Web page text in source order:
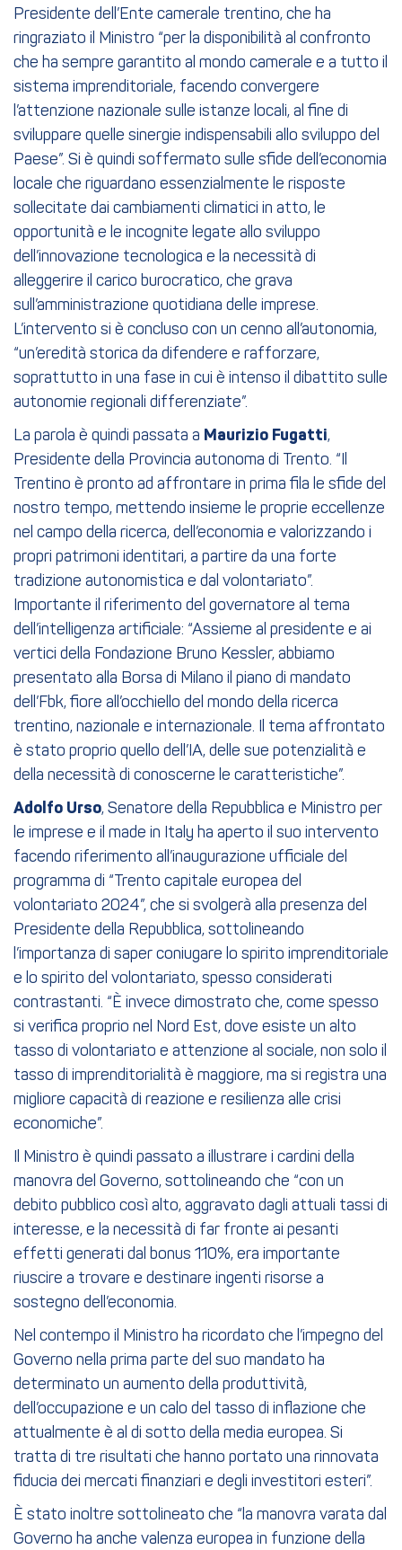
Presidente dell’Ente camerale trentino, che ha
ringraziato il Ministro “per la disponibilità al confronto
che ha sempre garantito al mondo camerale e a tutto il
sistema imprenditoriale, facendo convergere
l’attenzione nazionale sulle istanze locali, al fine di
sviluppare quelle sinergie indispensabili allo sviluppo del
Paese”. Si è quindi soffermato sulle sfide dell’economia
locale che riguardano essenzialmente le risposte
sollecitate dai cambiamenti climatici in atto, le
opportunità e le incognite legate allo sviluppo
dell’innovazione tecnologica e la necessità di
alleggerire il carico burocratico, che grava
sull’amministrazione quotidiana delle imprese.
L’intervento si è concluso con un cenno all’autonomia,
“un’eredità storica da difendere e rafforzare,
soprattutto in una fase in cui è intenso il dibattito sulle
autonomie regionali differenziate”.
La parola è quindi passata a Maurizio Fugatti,
Presidente della Provincia autonoma di Trento. “Il
Trentino è pronto ad affrontare in prima fila le sfide del
nostro tempo, mettendo insieme le proprie eccellenze
nel campo della ricerca, dell’economia e valorizzando i
propri patrimoni identitari, a partire da una forte
tradizione autonomistica e dal volontariato”.
Importante il riferimento del governatore al tema
dell’intelligenza artificiale: “Assieme al presidente e ai
vertici della Fondazione Bruno Kessler, abbiamo
presentato alla Borsa di Milano il piano di mandato
dell’Fbk, fiore all’occhiello del mondo della ricerca
trentino, nazionale e internazionale. Il tema affrontato
è stato proprio quello dell’IA, delle sue potenzialità e
della necessità di conoscerne le caratteristiche”.
Adolfo Urso, Senatore della Repubblica e Ministro per
le imprese e il made in Italy ha aperto il suo intervento
facendo riferimento all’inaugurazione ufficiale del
programma di “Trento capitale europea del
volontariato 2024”, che si svolgerà alla presenza del
Presidente della Repubblica, sottolineando
l’importanza di saper coniugare lo spirito imprenditoriale
e lo spirito del volontariato, spesso considerati
contrastanti. “È invece dimostrato che, come spesso
si verifica proprio nel Nord Est, dove esiste un alto
tasso di volontariato e attenzione al sociale, non solo il
tasso di imprenditorialità è maggiore, ma si registra una
migliore capacità di reazione e resilienza alle crisi
economiche”.
Il Ministro è quindi passato a illustrare i cardini della
manovra del Governo, sottolineando che “con un
debito pubblico così alto, aggravato dagli attuali tassi di
interesse, e la necessità di far fronte ai pesanti
effetti generati dal bonus 110%, era importante
riuscire a trovare e destinare ingenti risorse a
sostegno dell’economia.
Nel contempo il Ministro ha ricordato che l’impegno del
Governo nella prima parte del suo mandato ha
determinato un aumento della produttività,
dell’occupazione e un calo del tasso di inflazione che
attualmente è al di sotto della media europea. Si
tratta di tre risultati che hanno portato una rinnovata
fiducia dei mercati finanziari e degli investitori esteri”.
È stato inoltre sottolineato che “la manovra varata dal
Governo ha anche valenza europea in funzione della